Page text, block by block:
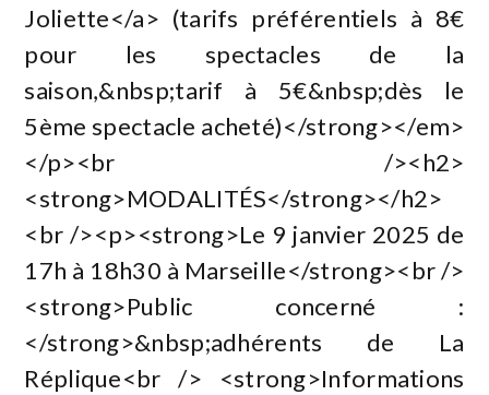
Joliette</a> (tarifs préférentiels à 8€
pour les spectacles de la
saison,&nbsp;tarif à 5€&nbsp;dès le
5ème spectacle acheté)</strong></em>
</p><br /><h2>
<strong>MODALITÉS</strong></h2>
<br /><p><strong>Le 9 janvier 2025 de
17h à 18h30 à Marseille</strong><br />
<strong>Public concerné :
</strong>&nbsp;adhérents de La
Réplique<br /> <strong>Informations